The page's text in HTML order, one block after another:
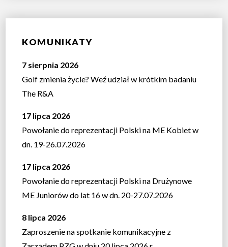
KOMUNIKATY
7 sierpnia 2026
Golf zmienia życie? Weź udział w krótkim badaniu
The R&A
17 lipca 2026
Powołanie do reprezentacji Polski na ME Kobiet w
dn. 19-26.07.2026
17 lipca 2026
Powołanie do reprezentacji Polski na Drużynowe
ME Juniorów do lat 16 w dn. 20-27.07.2026
8 lipca 2026
Zaproszenie na spotkanie komunikacyjne z